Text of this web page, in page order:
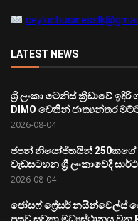
LATEST NEWS
ශ්‍රී ලංකා ටෙනිස් ක්‍රීඩාවේ
DIMO වෙතින් ජාත්‍යන්තර
2026-08-04
ජපන් නියෝජිතයින් 250කගේ
වැඩසටහන ශ්‍රී ලංකාවේදී
2026-08-04
ජෝසෆ් ෆ්‍රේසර් නයින්වෙල්ස්